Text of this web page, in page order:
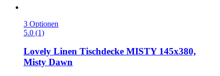
3 Optionen
5.0 (1)
Lovely Linen Tischdecke MISTY 145x380,
Misty Dawn